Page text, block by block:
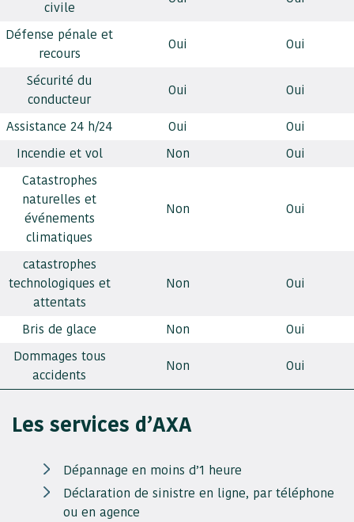
civile
Défense pénale et
recours
Oui
Oui
Sécurité du
conducteur
Oui
Oui
Assistance 24 h/24
Oui
Oui
Incendie et vol
Non
Oui
Catastrophes
naturelles et
événements
climatiques
Non Oui
catastrophes
technologiques et
attentats
Non Oui
Bris de glace Non
Oui
Dommages tous
accidents
Non Oui
Les services d’AXA
Dépannage en moins d’1 heure
Déclaration de sinistre en ligne, par téléphone
ou en agence